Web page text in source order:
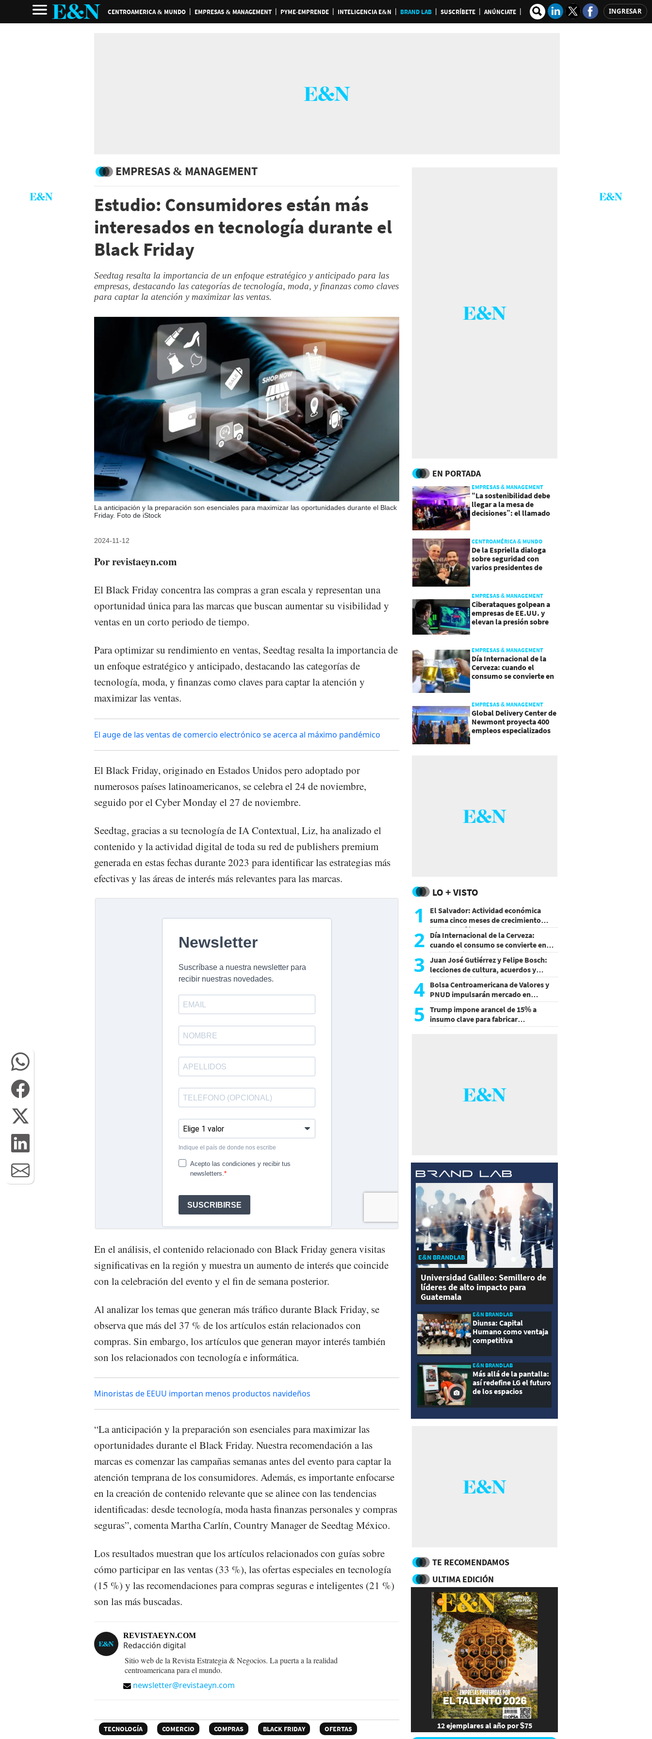
CENTROAMERICA & MUNDO EMPRESAS & MANAGEMENT PYME-EMPRENDE INTELIGENCIA E&N BRAND LAB SUSCRÍBETE ANÚNCIATE INGRESAR
EMPRESAS & MANAGEMENT
Estudio: Consumidores están más
interesados en tecnología durante el
Black Friday
Seedtag resalta la importancia de un enfoque estratégico y anticipado para las
empresas, destacando las categorías de tecnología, moda, y finanzas como claves
para captar la atención y maximizar las ventas.
La anticipación y la preparación son esenciales para maximizar las oportunidades durante el Black
Friday. Foto de iStock
2024-11-12
Por revistaeyn.com
El Black Friday concentra las compras a gran escala y representan una
oportunidad única para las marcas que buscan aumentar su visibilidad y
ventas en un corto periodo de tiempo.
Para optimizar su rendimiento en ventas, Seedtag resalta la importancia de
un enfoque estratégico y anticipado, destacando las categorías de
tecnología, moda, y finanzas como claves para captar la atención y
maximizar las ventas.
El auge de las ventas de comercio electrónico se acerca al máximo pandémico
El Black Friday, originado en Estados Unidos pero adoptado por
numerosos países latinoamericanos, se celebra el 24 de noviembre,
seguido por el Cyber Monday el 27 de noviembre.
Seedtag, gracias a su tecnología de IA Contextual, Liz, ha analizado el
contenido y la actividad digital de toda su red de publishers premium
generada en estas fechas durante 2023 para identificar las estrategias más
efectivas y las áreas de interés más relevantes para las marcas.
En el análisis, el contenido relacionado con Black Friday genera visitas
significativas en la región y muestra un aumento de interés que coincide
con la celebración del evento y el fin de semana posterior.
Al analizar los temas que generan más tráfico durante Black Friday, se
observa que más del 37 % de los artículos están relacionados con
compras. Sin embargo, los artículos que generan mayor interés también
son los relacionados con tecnología e informática.
Minoristas de EEUU importan menos productos navideños
“La anticipación y la preparación son esenciales para maximizar las
oportunidades durante el Black Friday. Nuestra recomendación a las
marcas es comenzar las campañas semanas antes del evento para captar la
atención temprana de los consumidores. Además, es importante enfocarse
en la creación de contenido relevante que se alinee con las tendencias
identificadas: desde tecnología, moda hasta finanzas personales y compras
seguras”, comenta Martha Carlín, Country Manager de Seedtag México.
Los resultados muestran que los artículos relacionados con guías sobre
cómo participar en las ventas (33 %), las ofertas especiales en tecnología
(15 %) y las recomendaciones para compras seguras e inteligentes (21 %)
son las más buscadas.
REVISTAEYN.COM
Redacción digital
Sitio web de la Revista Estrategia & Negocios. La puerta a la realidad
centroamericana para el mundo.
newsletter@revistaeyn.com
TECNOLOGÍA COMERCIO COMPRAS BLACK FRIDAY OFERTAS
EN PORTADA
EMPRESAS & MANAGEMENT
“La sostenibilidad debe
llegar a la mesa de
decisiones”: el llamado
CENTROAMÉRICA & MUNDO
De la Espriella dialoga
sobre seguridad con
varios presidentes de
EMPRESAS & MANAGEMENT
Ciberataques golpean a
empresas de EE.UU. y
elevan la presión sobre
EMPRESAS & MANAGEMENT
Día Internacional de la
Cerveza: cuando el
consumo se convierte en
EMPRESAS & MANAGEMENT
Global Delivery Center de
Newmont proyecta 400
empleos especializados
LO + VISTO
1
El Salvador: Actividad económica
suma cinco meses de crecimiento
arriba de 4%
2 Día Internacional de la Cerveza:
cuando el consumo se convierte en
experiencia
3 Juan José Gutiérrez y Felipe Bosch:
lecciones de cultura, acuerdos y
decisiones sin miedo
4 Bolsa Centroamericana de Valores y
PNUD impulsarán mercado en
Honduras
5
Trump impone arancel de 15% a
insumo clave para fabricar
semiconductores y paneles
E&N BRANDLAB
Universidad Galileo: Semillero de
líderes de alto impacto para
Guatemala
E&N BRANDLAB
Diunsa: Capital
Humano como ventaja
competitiva
E&N BRANDLAB
Más allá de la pantalla:
así redefine LG el futuro
de los espacios
TE RECOMENDAMOS
ULTIMA EDICIÓN
12 ejemplares al año por $75